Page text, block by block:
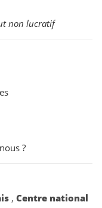
non lucratif
?
, Centre national